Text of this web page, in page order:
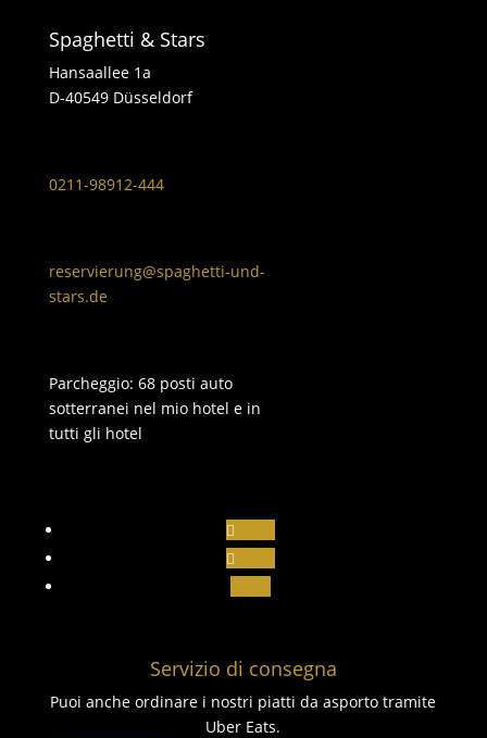
Spaghetti & Stars
Hansaallee 1a
D-40549 Düsseldorf
0211-98912-444
reservierung@spaghetti-und-
stars.de
Parcheggio: 68 posti auto
sotterranei nel mio hotel e in
tutti gli hotel
Servizio di consegna
Puoi anche ordinare i nostri piatti da asporto tramite
Uber Eats.